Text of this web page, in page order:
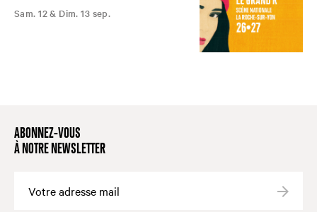
Sam. 12 & Dim. 13 sep.
ABONNEZ-VOUS
À NOTRE NEWSLETTER